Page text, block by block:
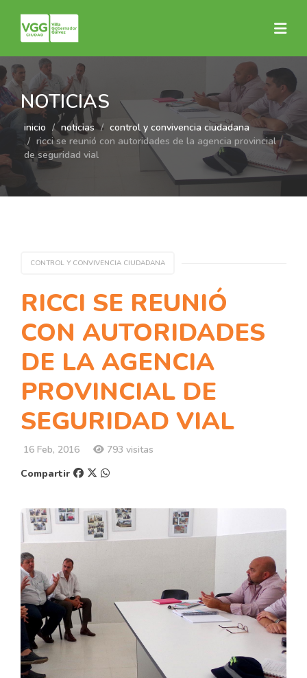
NOTICIAS
inicio noticias
control y convivencia ciudadana
ricci se reunió con autoridades de la agencia provincial
de seguridad vial
CONTROL Y CONVIVENCIA CIUDADANA
RICCI SE REUNIÓ
CON AUTORIDADES
DE LA AGENCIA
PROVINCIAL DE
SEGURIDAD VIAL
16 Feb, 2016
793 visitas
Compartir